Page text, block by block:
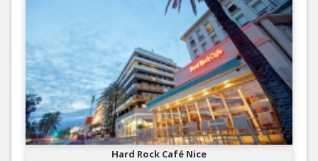
Hard Rock Café Nice